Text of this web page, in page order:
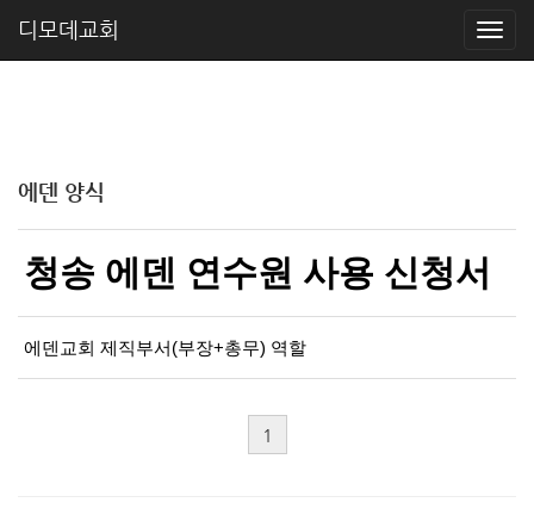
디모데교회
에덴 양식
청송 에덴 연수원 사용 신청서
에덴교회 제직부서(부장+총무) 역할
1